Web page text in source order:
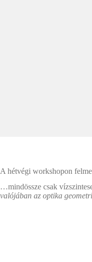
A hétvégi workshopon
…mindössze csak
valójában az optika